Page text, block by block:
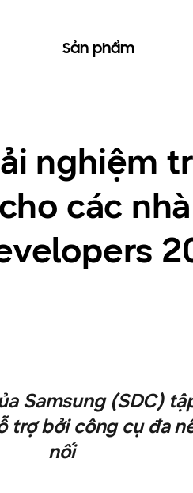
Sản phẩm
nghiệm
các
Samsung (SDC)
bởi công cụ đa
nối